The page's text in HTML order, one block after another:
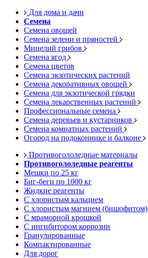
Для дома и дачи
Семена
Семена овощей
Семена зелени и пряностей
Мицелий грибов
Семена ягод
Семена цветов
Семена экзотических растений
Семена декоративных овощей
Семена для экзотической грядки
Семена лекарственных растений
Профессиональные семена
Семена деревьев и кустарников
Семена комнатных растений
Огород на подоконнике и балконе
Противогололедные материалы
Противогололедные реагенты
Мешки по 25 кг
Биг-беги по 1000 кг
Жидкие реагенты
С хлористым кальцием
С хлористым магнием (бишофитом)
С мраморной крошкой
С ингибитором коррозии
Гранулированные
Компактированные
Для дорог